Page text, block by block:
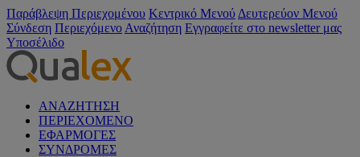
Παράβλεψη Περιεχομένου Κεντρικό Μενού Δευτερεύον Μενού
Σύνδεση Περιεχόμενο Αναζήτηση Εγγραφείτε στο newsletter μας
Υποσέλιδο
ΑΝΑΖΗΤΗΣΗ
ΠΕΡΙΕΧΟΜΕΝΟ
ΕΦΑΡΜΟΓΕΣ
ΣΥΝΔΡΟΜΕΣ